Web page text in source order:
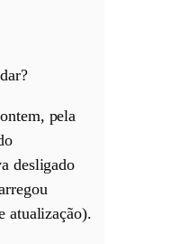
pela
desligado
atualização).